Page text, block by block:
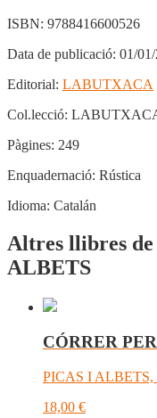
ISBN: 9788416600526
Data de publicació: 01/
Editorial: LABUTXACA
Col.lecció:
Pàgines: 249
Enquadernació: Rústica
Idioma: Catalán
Altres llibres
ALBETS
CÓRRER
PICAS I
18,00 €